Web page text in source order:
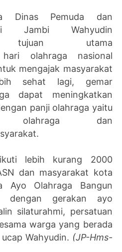
Dinas Pemuda dan
Jambi Wahyudin
tujuan utama
hari olahraga nasional
mengajak masyarakat
sehat lagi, gemar
dapat meningkatkan
panji olahraga yaitu
olahraga dan
lebih kurang 2000
dan masyarakat kota
Ayo Olahraga Bangun
dengan gerakan ayo
silaturahmi, persatuan
warga yang berada
Wahyudin. (JP-Hms-